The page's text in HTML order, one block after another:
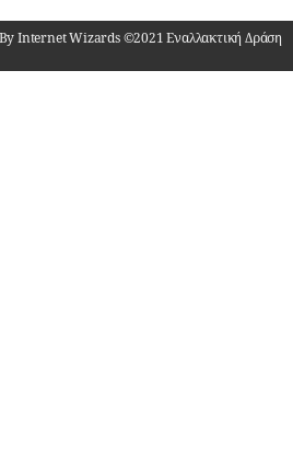
Internet Wizards ©2021 Εναλλακτική Δράση